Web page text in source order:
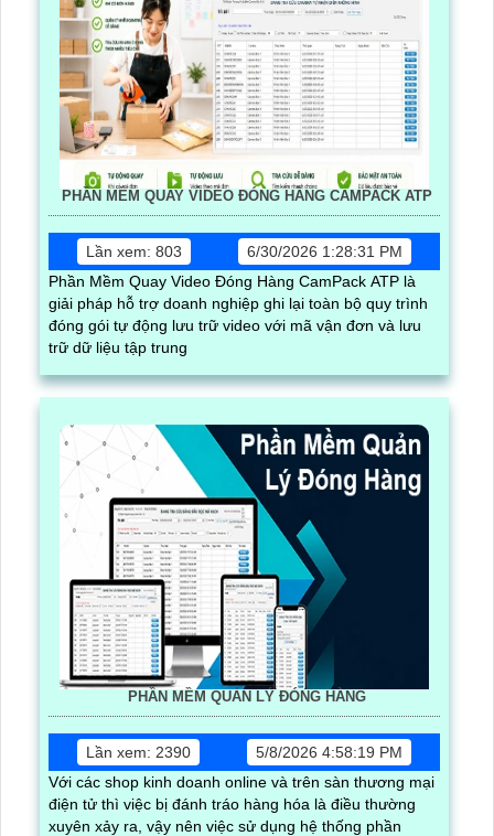
PHẦN MỀM QUAY VIDEO ĐÓNG HÀNG CAMPACK ATP
Lần xem: 803
6/30/2026 1:28:31 PM
Phần Mềm Quay Video Đóng Hàng CamPack ATP là
giải pháp hỗ trợ doanh nghiệp ghi lại toàn bộ quy trình
đóng gói tự động lưu trữ video với mã vận đơn và lưu
trữ dữ liệu tập trung
PHẦN MỀM QUẢN LÝ ĐÓNG HÀNG
Lần xem: 2390
5/8/2026 4:58:19 PM
Với các shop kinh doanh online và trên sàn thương mại
điện tử thì việc bị đánh tráo hàng hóa là điều thường
xuyên xảy ra, vậy nên việc sử dụng hệ thống phần